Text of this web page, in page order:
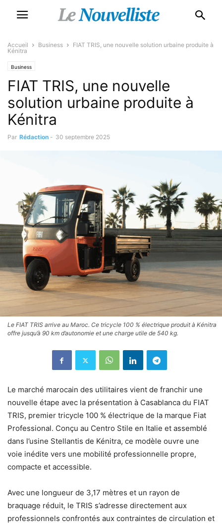
Accueil Business
FIAT TRIS, une nouvelle solution urbaine produite à
Kénitra
Business
FIAT TRIS, une nouvelle
solution urbaine produite à
Kénitra
Par Rédaction - 30 septembre 2025
Le FIAT TRIS arrive au Maroc. Ce tricycle 100 % électrique produit à Kénitra
offre jusqu’à 90 km d’autonomie et une charge utile de 540 kg.
Le marché marocain des utilitaires vient de franchir une
nouvelle étape avec la présentation à Casablanca du FIAT
TRIS, premier tricycle 100 % électrique de la marque Fiat
Professional. Conçu au Centro Stile en Italie et assemblé
dans l’usine Stellantis de Kénitra, ce modèle ouvre une
voie inédite vers une mobilité professionnelle propre,
compacte et accessible.
Avec une longueur de 3,17 mètres et un rayon de
braquage réduit, le TRIS s’adresse directement aux
professionnels confrontés aux contraintes de circulation et